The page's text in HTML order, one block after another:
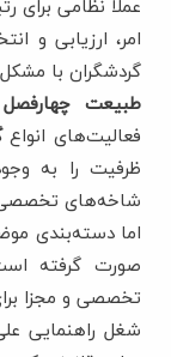
امر، ارزیابی و
گردشگران با
طبیعت چهارفصل
فعالیت‌های انواع
ظرفیت را به
شاخه‌های تخصصی
اما دسته‌بندی
صورت گرفته
تخصصی و مجزا
شغل راهنمایی